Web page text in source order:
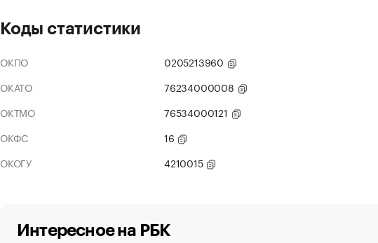
Коды статистики
ОКПО
0205213960
ОКАТО
76234000008
ОКТМО
76534000121
ОКФС
16
ОКОГУ
4210015
Интересное на РБК